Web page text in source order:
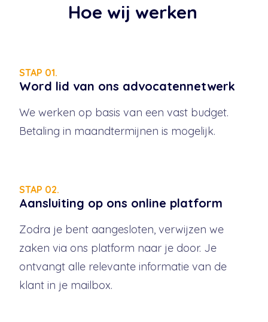
Hoe wij werken
STAP 01.
Word lid van ons advocatennetwerk
We werken op basis van een vast budget.
Betaling in maandtermijnen is mogelijk.
STAP 02.
Aansluiting op ons online platform
Zodra je bent aangesloten, verwijzen we
zaken via ons platform naar je door. Je
ontvangt alle relevante informatie van de
klant in je mailbox.